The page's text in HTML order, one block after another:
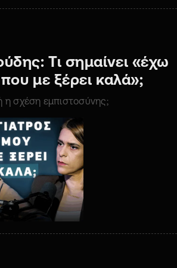
Τι σημαίνει «έχω
με ξέρει καλά»;
η σχέση εμπιστοσύνης;